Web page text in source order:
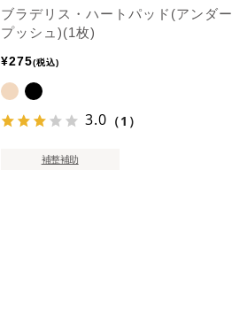
ブラデリス・ハートパッド(アンダー
プッシュ)(1枚)
¥275 税込
3.0 （1）
補整補助